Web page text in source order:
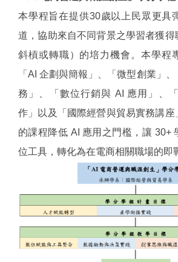
本學程旨在提供30歲以上民眾更具
道，協助來自不同背景之學習者獲得
斜槓或轉職）的培力機會。本學程
「AI 企劃與簡報」、「微型創業」
務」、「數位行銷與 AI 應用」、
作」以及「國際經營與貿易實務講座
的課程降低 AI 應用之門檻，讓 30+
位工具，轉化為在電商相關職場的即